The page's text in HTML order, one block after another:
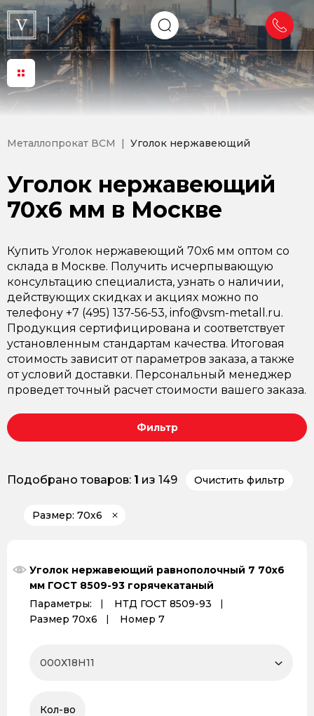
Металлопрокат ВСМ Уголок нержавеющий
Уголок нержавеющий
70х6 мм в Москве
Купить Уголок нержавеющий 70х6 мм оптом со
склада в Москве. Получить исчерпывающую
консультацию специалиста, узнать о наличии,
действующих скидках и акциях можно по
телефону +7 (495) 137-56-53, info@vsm-metall.ru.
Продукция сертифицирована и соответствует
установленным стандартам качества. Итоговая
стоимость зависит от параметров заказа, а также
от условий доставки. Персональный менеджер
проведет точный расчет стоимости вашего заказа.
Фильтр
Подобрано товаров: 1 из 149 Очистить фильтр
Размер: 70х6
Уголок нержавеющий равнополочный 7 70х6
мм ГОСТ 8509-93 горячекатаный
Параметры:
НТД ГОСТ 8509-93
Размер 70х6
Номер 7